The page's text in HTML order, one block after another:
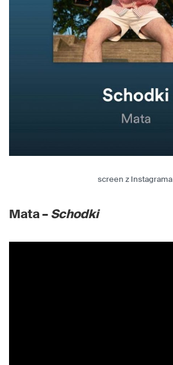
screen z Instagrama
Mata –Schodki